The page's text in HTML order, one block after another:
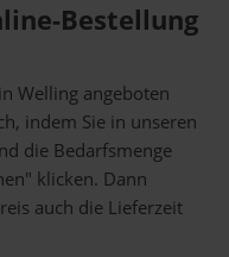
Bestellung
Welling angeboten
indem Sie in unseren
die Bedarfsmenge
klicken. Dann
auch die Lieferzeit